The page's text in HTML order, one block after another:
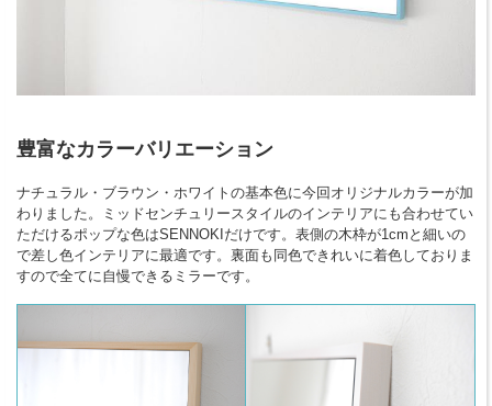
豊富なカラーバリエーション
ナチュラル・ブラウン・ホワイトの基本色に今回オリジナルカラーが加
わりました。ミッドセンチュリースタイルのインテリアにも合わせてい
ただけるポップな色はSENNOKIだけです。表側の木枠が1cmと細いの
で差し色インテリアに最適です。裏面も同色できれいに着色しておりま
すので全てに自慢できるミラーです。